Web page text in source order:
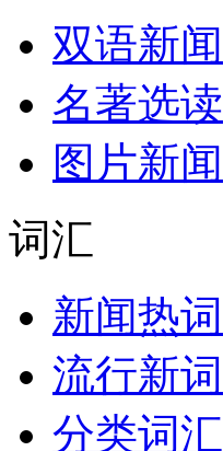
双语新闻
名著选读
图片新闻
词汇
新闻热词
流行新词
分类词汇